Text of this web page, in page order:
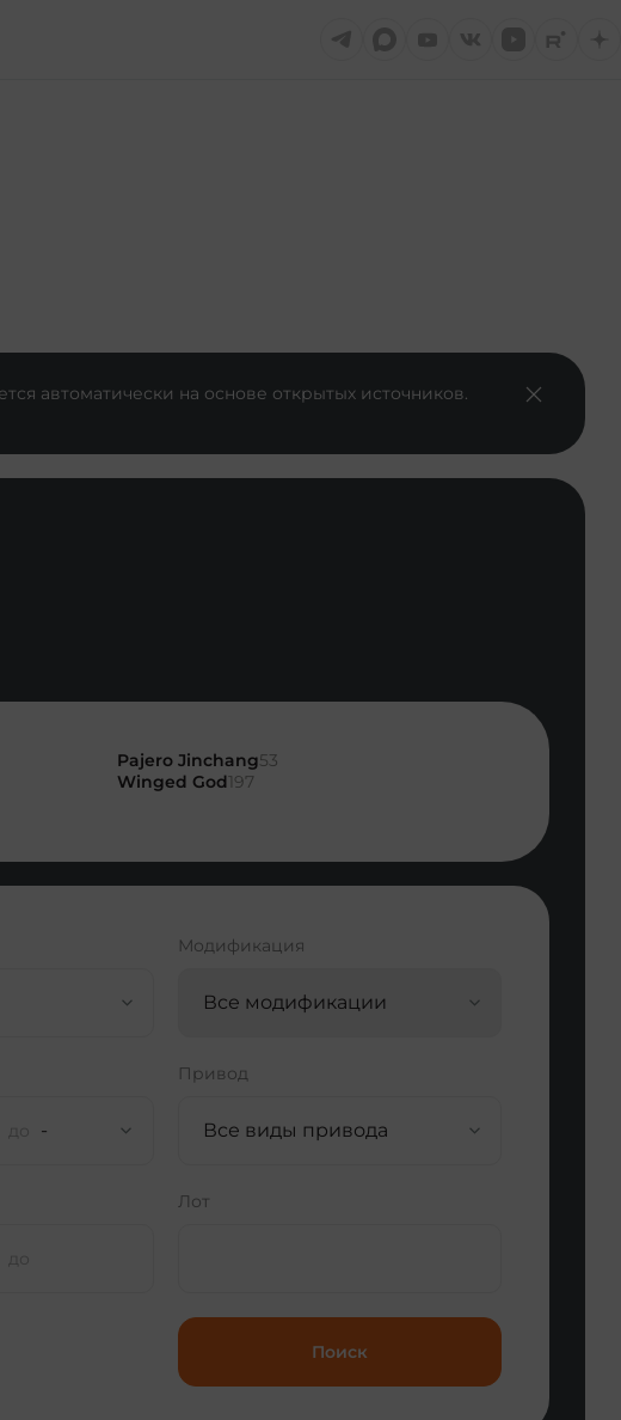
автоматически на основе открытых источников.
Pajero Jinchang53
Winged God197
Модификация
Все модификации
-
Привод
Все виды привода
Лот
Поиск